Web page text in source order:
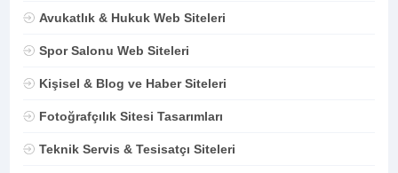
Avukatlık & Hukuk Web Siteleri
Spor Salonu Web Siteleri
Kişisel & Blog ve Haber Siteleri
Fotoğrafçılık Sitesi Tasarımları
Teknik Servis & Tesisatçı Siteleri